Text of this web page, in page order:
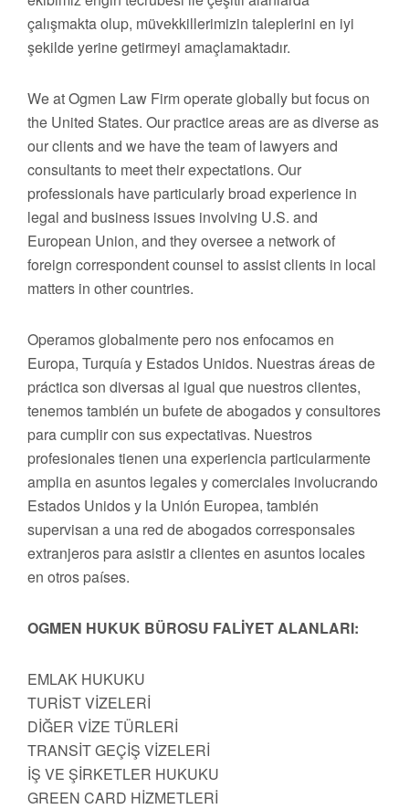
çalışmakta olup, müvekkillerimizin taleplerini en iyi
şekilde yerine getirmeyi amaçlamaktadır.
We at Ogmen Law Firm operate globally but focus on
the United States. Our practice areas are as diverse as
our clients and we have the team of lawyers and
consultants to meet their expectations. Our
professionals have particularly broad experience in
legal and business issues involving U.S. and
European Union, and they oversee a network of
foreign correspondent counsel to assist clients in local
matters in other countries.
Operamos globalmente pero nos enfocamos en
Europa, Turquía y Estados Unidos. Nuestras áreas de
práctica son diversas al igual que nuestros clientes,
tenemos también un bufete de abogados y consultores
para cumplir con sus expectativas. Nuestros
profesionales tienen una experiencia particularmente
amplia en asuntos legales y comerciales involucrando
Estados Unidos y la Unión Europea, también
supervisan a una red de abogados corresponsales
extranjeros para asistir a clientes en asuntos locales
en otros países.
OGMEN HUKUK BÜROSU FALİYET ALANLARI:
EMLAK HUKUKU
TURİST VİZELERİ
DİĞER VİZE TÜRLERİ
TRANSİT GEÇİŞ VİZELERİ
İŞ VE ŞİRKETLER HUKUKU
GREEN CARD HİZMETLERİ